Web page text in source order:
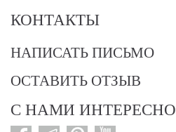
КОНТАКТЫ
НАПИСАТЬ ПИСЬМО
ОСТАВИТЬ ОТЗЫВ
С НАМИ ИНТЕРЕСНО